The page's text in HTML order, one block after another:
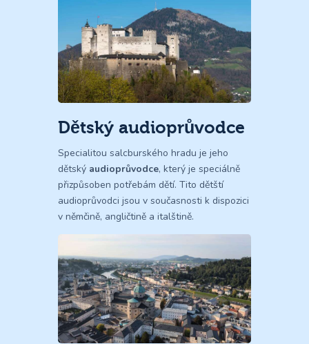
Dětský audioprůvodce
Specialitou salcburského hradu je jeho
dětský audioprůvodce, který je speciálně
přizpůsoben potřebám dětí. Tito dětští
audioprůvodci jsou v současnosti k dispozici
v němčině, angličtině a italštině.